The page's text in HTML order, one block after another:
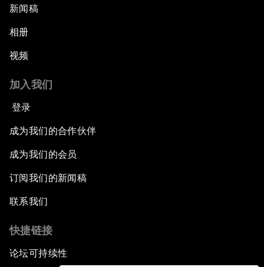
新闻稿
相册
视频
加入我们
登录
成为我们的合作伙伴
成为我们的会员
订阅我们的新闻稿
联系我们
快捷链接
论坛可持续性